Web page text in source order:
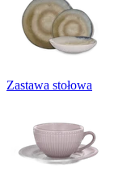
Zastawa stołowa